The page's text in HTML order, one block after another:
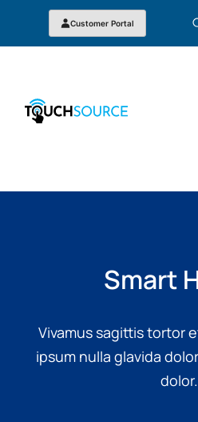
Customer Portal
Smart
Vivamus sagittis tortor
ipsum nulla glavida
dolor.